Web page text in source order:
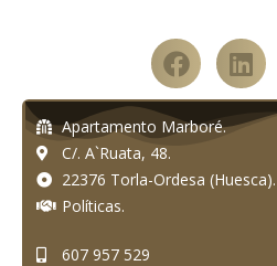
Apartamento Marboré.
C/. A`Ruata, 48.
22376 Torla-Ordesa (Huesca).
Políticas.
607 957 529